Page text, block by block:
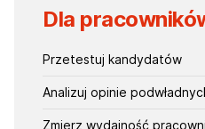
Dla
Przetestuj kandydatów
Analizuj opinie
Zmierz wydajność